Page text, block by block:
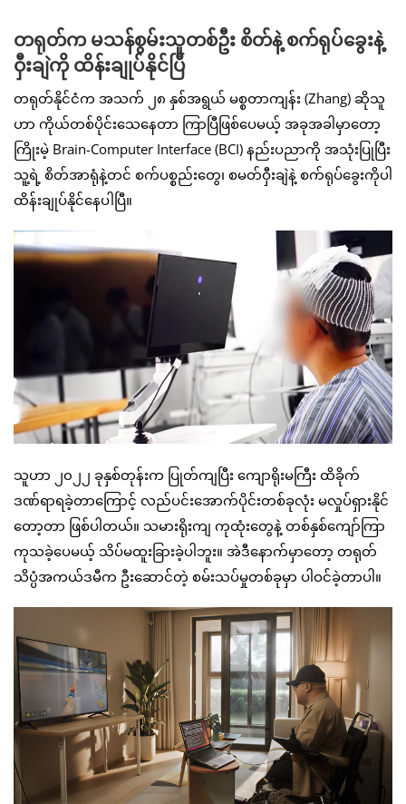
တရုတ်က မသန်စွမ်းသူတစ်ဦး စိတ်နဲ့ စက်ရုပ်ခွေးနဲ့
ဝှီးချဲကို ထိန်းချုပ်နိုင်ပြီ
တရုတ်နိုင်ငံက အသက် ၂၈ နှစ်အရွယ် မစ္စတာကျန်း (Zhang) ဆိုသူ
ဟာ ကိုယ်တစ်ပိုင်းသေနေတာ ကြာပြီဖြစ်ပေမယ့် အခုအခါမှာတော့
ကြိုးမဲ့ Brain-Computer Interface (BCI) နည်းပညာကို အသုံးပြုပြီး
သူ့ရဲ့ စိတ်အာရုံနဲ့တင် စက်ပစ္စည်းတွေ၊ စမတ်ဝှီးချဲနဲ့ စက်ရုပ်ခွေးကိုပါ
ထိန်းချုပ်နိုင်နေပါပြီ။
သူဟာ ၂၀၂၂ ခုနှစ်တုန်းက ပြုတ်ကျပြီး ကျောရိုးမကြီး ထိခိုက်
ဒဏ်ရာရခဲ့တာကြောင့် လည်ပင်းအောက်ပိုင်းတစ်ခုလုံး မလှုပ်ရှားနိုင်
တော့တာ ဖြစ်ပါတယ်။ သမားရိုးကျ ကုထုံးတွေနဲ့ တစ်နှစ်ကျော်ကြာ
ကုသခဲ့ပေမယ့် သိပ်မထူးခြားခဲ့ပါဘူး။ အဲဒီနောက်မှာတော့ တရုတ်
သိပ္ပံအကယ်ဒမီက ဦးဆောင်တဲ့ စမ်းသပ်မှုတစ်ခုမှာ ပါဝင်ခဲ့တာပါ။